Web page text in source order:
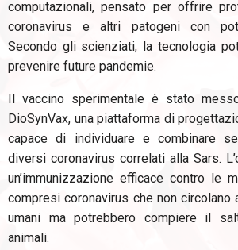
computazionali, pensato per offrire
coronavirus e altri patogeni con
Secondo gli scienziati, la tecnologia
prevenire future pandemie.
Il vaccino sperimentale è stato
DioSynVax, una piattaforma di
capace di individuare e combinare
diversi coronavirus correlati alla Sars.
un’immunizzazione efficace contro le
compresi coronavirus che non circolano
umani ma potrebbero compiere il
animali.